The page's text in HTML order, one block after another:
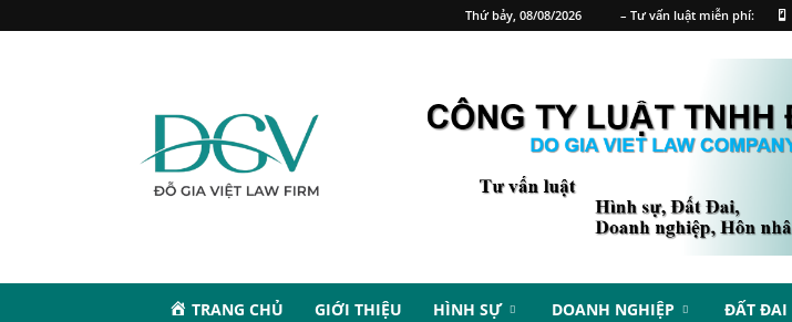
Thứ bảy, 08/08/2026 – Tư vấn luật miễn phí:
TRANG CHỦ GIỚI THIỆU HÌNH SỰ DOANH NGHIỆP ĐẤT ĐAI